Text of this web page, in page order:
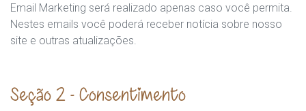
Email Marketing será realizado apenas caso você permita.
Nestes emails você poderá receber notícia sobre nosso
site e outras atualizações.
Seção 2 - Consentimento